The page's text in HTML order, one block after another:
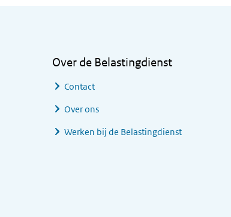
Over de Belastingdienst
Contact
Over ons
Werken bij de Belastingdienst